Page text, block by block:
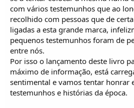
com vários testemunhos que ao
recolhido com pessoas que de
ligadas a esta grande marca,
pequenos testemunhos foram de
entre nós.
Por isso o lançamento deste livro
máximo de informação, está
sentimental e vamos tentar honrar
testemunhos e histórias da época.